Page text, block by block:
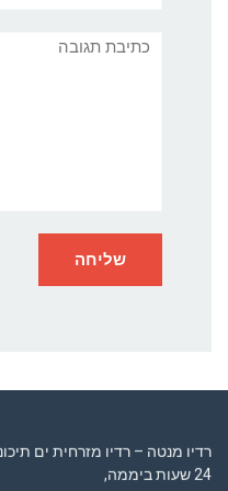
תגובה
רדיו מנטה – רדיו מזרחית ים
24 שעות ביממה,